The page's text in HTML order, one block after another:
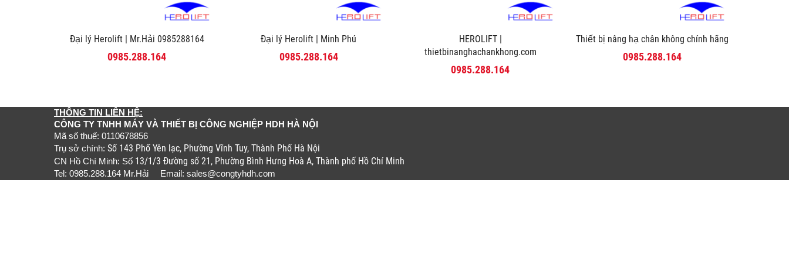
Đại lý Herolift | Mr.Hải 0985288164
0985.288.164
Đại lý Herolift | Minh Phú
0985.288.164
HEROLIFT |
thietbinanghachankhong.com
0985.288.164
Thiết bị nâng hạ chân không chính hãng
0985.288.164
THÔNG TIN LIÊN HỆ:
CÔNG TY TNHH MÁY VÀ THIẾT BỊ CÔNG NGHIỆP HDH HÀ NỘI
Mã số thuế: 0110678856
Trụ sở chính: Số 143 Phố Yên lạc, Phường Vĩnh Tuy, Thành Phố Hà Nội
CN Hồ Chí Minh: Số 13/1/3 Đường số 21, Phường Bình Hưng Hoà A, Thành phố Hồ Chí Minh
Tel: 0985.288.164 Mr.Hải Email: sales@congtyhdh.com